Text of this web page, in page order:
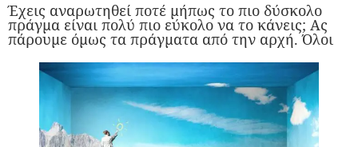
Έχεις αναρωτηθεί ποτέ μήπως το πιο δύσκολο
πράγμα είναι πολύ πιο εύκολο να το κάνεις; Ας
πάρουμε όμως τα πράγματα από την αρχή. Όλοι